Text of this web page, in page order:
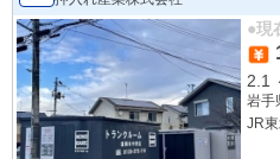
●現
2.1
岩手
JR